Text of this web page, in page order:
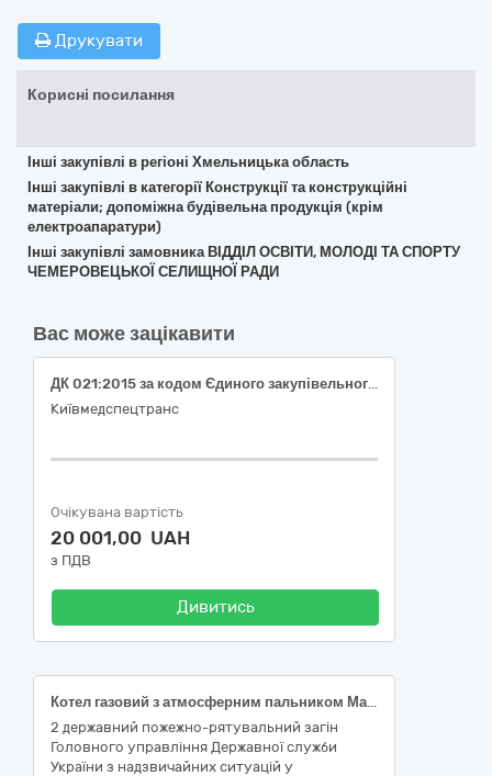
Друкувати
Корисні посилання
Інші закупівлі в регіоні Хмельницька область
Інші закупівлі в категорії Конструкції та конструкційні
матеріали; допоміжна будівельна продукція (крім
електроапаратури)
Інші закупівлі замовника ВІДДІЛ ОСВІТИ, МОЛОДІ ТА СПОРТУ
ЧЕМЕРОВЕЦЬКОЇ СЕЛИЩНОЇ РАДИ
Вас може зацікавити
ДК 021:2015 за кодом Єдиного закупівельного словника (CPV): 44620000-2 - Радіатори і котли для систем центрального опалення та їх деталі (радіатори опалення сталеві з боковим підключенням тип 22)
Київмедспецтранс
Очікувана вартість
20 001,00 UAH
з ПДВ
Дивитись
Котел газовий з атмосферним пальником Маяк АОГВ-100Е
2 державний пожежно-рятувальний загін
Головного управління Державної служби
України з надзвичайних ситуацій у